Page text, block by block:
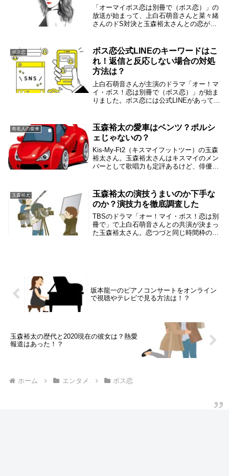
「オーマイボス恋は別冊で（ボス恋）」の
放送が始まって、上白石萌音さんと菜々緒
さんのドS対決と玉森裕太さんとの恋がど
ってありますよね。そういうときは、動画
配信サービス...
ボス恋
ボス恋公式LINEのキーワードはこ
れ！返信と反応しない場合の対処
方法は？
上白石萌音さんが主演のドラマ「オー！マ
イ・ボス！恋は別冊で（ボス恋）」が始ま
りました。ボス恋には公式LINEがあって、
ドをリストアップしました。また、キーワ
ードを入...
有名人の愛車
玉森裕太の愛車はベンツ？ポルシ
ェじゃないの？
Kis-My-Ft2（キスマイフットツー）の玉森
裕太さん。玉森裕太さんはキスマイのメン
バーとして歌唱力も定評あるけど、俳優と
車ですよね。調べたらベンツに乗っている
と...
玉森裕太
玉森裕太の演技うまいのか下手な
のか？演技力を徹底調査した
TBSのドラマ「オー！マイ・ボス！恋は別
冊で」で上白石萌音さんとの共演が決まっ
た玉森裕太さん。恋つづと同じ時間枠のラ
坂本龍一のピアノコンサートをオンライン
で視聴やテレビで見る方法は！？
玉森裕太の歴代と2020現在の彼女は？熱愛
報道はあった！？
ホーム エンタメ ボス恋